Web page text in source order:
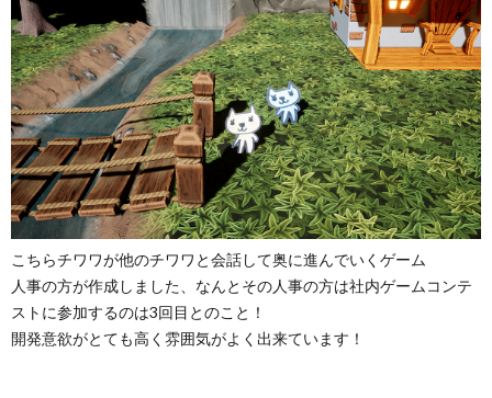
こちらチワワが他のチワワと会話して奥に進んでいくゲーム
人事の方が作成しました、なんとその人事の方は社内ゲームコンテ
ストに参加するのは3回目とのこと！
開発意欲がとても高く雰囲気がよく出来ています！